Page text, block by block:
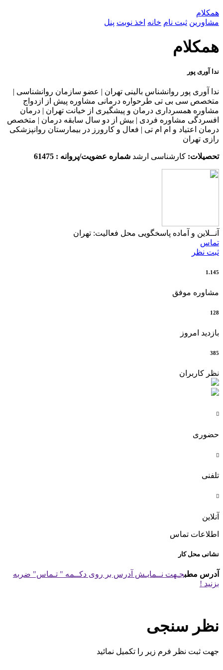
همکلام
مشاورین ثبت نام خانه اخذ نوبت پنل
همکلام
ندا آوری پور
ندا آوری پور روانشناس بالینی تهران | عضو سازمان روانشناسی |
متخصص سی بی تی طرحواره درمانی مشاوره پیش از ازدواج
مشاوره همسرداری درمان و پیشگیری از خیانت تهران | درمان
افسردگی مشاوره فردی | بیش از دو سال سابقه درمان | متخصص
درمان اعتیاد و ام ام تی | فعال و کارورز در بیمارستان روانپزشکی
رازی تهران
تحصیلات: کارشناسی ارشد شماره عضویت/پروانه : 61475
آنــلاین و آماده پاسخگویی محل فعالیت: تهران
تماس
ثبت نظر
1.145
مشاوره موفق
128
بازدید امروز
385
نظر کاربران

حضوری

تلفنی

آنلاین
اطلاعات تماس
نشانی محل کار
آدرس مطبجـهت نــمایـش آدرس بر روی دکــمه " تـماس" ضربه
بزنید !
نظر سنجی
جهت ثبت نظر فرم زیر را تکمیل نمائید